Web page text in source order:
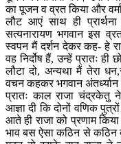
का पूजन व व्रत किया और
लौट आएं साथ ही
सत्यनारायण भगवान इस
स्वपन मैं दर्शन देकर कह- हे
वह निर्दोष हैं, उन्हें प्रातः
लौटा दो, अन्यथा मैं तेरा
वचन कहकर भगवान अंतर्ध्यान
प्रातः काल राजा चंद्रकेतु
आज्ञा दी कि दोनों वणिक
आते ही राजा को प्रणाम
भाव बस ऐसा कठिन से कठिन